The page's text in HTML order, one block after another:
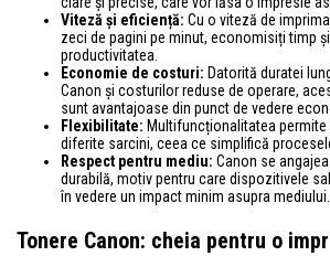
Viteză și eficiență: Cu o viteză de
zeci de pagini pe minut, economisiți timp
productivitatea.
Economie de costuri: Datorită duratei
Canon și costurilor reduse de operare,
sunt avantajoase din punct de vedere
Flexibilitate: Multifuncționalitatea
diferite sarcini, ceea ce simplifică
Respect pentru mediu: Canon se
durabilă, motiv pentru care dispozitivele
în vedere un impact minim asupra mediului.
Tonere Canon: cheia pentru o